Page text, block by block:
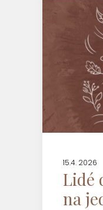
15.4. 2026
Lidé
na